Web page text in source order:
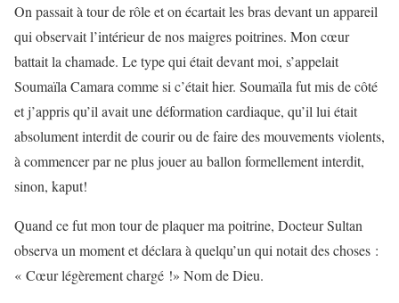
On passait à tour de rôle et on écartait les bras devant un appareil
qui observait l’intérieur de nos maigres poitrines. Mon cœur
battait la chamade. Le type qui était devant moi, s’appelait
Soumaïla Camara comme si c’était hier. Soumaïla fut mis de côté
et j’appris qu’il avait une déformation cardiaque, qu’il lui était
absolument interdit de courir ou de faire des mouvements violents,
à commencer par ne plus jouer au ballon formellement interdit,
sinon, kaput!
Quand ce fut mon tour de plaquer ma poitrine, Docteur Sultan
observa un moment et déclara à quelqu’un qui notait des choses :
« Cœur légèrement chargé !» Nom de Dieu.